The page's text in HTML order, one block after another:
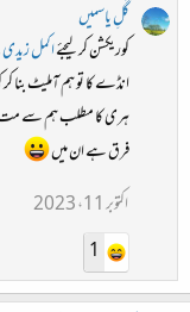
گُلِ یاسمیں
کوریکشن کر لیجئےاکمل زیدی
انڈے کا تو ہم آملیٹ بنا
ہری کا مطلب ہم سے مت
فرق ہے ان میں
اکتوبر 11، 2023
1